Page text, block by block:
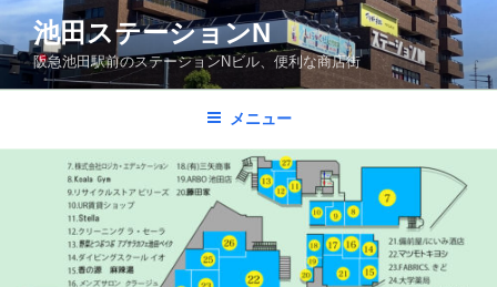
コ
ン
テ
ン
へ
池田ステーションN
阪急池田駅前のステーションNビル、便利な商店街
メニュー